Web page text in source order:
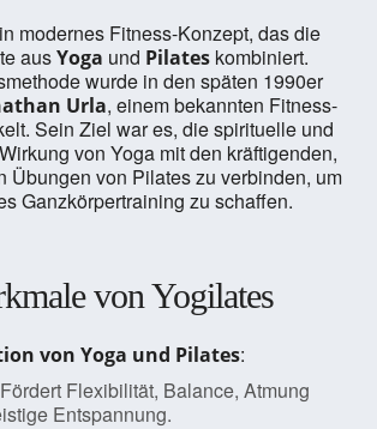
modernes Fitness-Konzept, das die
ausYoga und Pilateskombiniert.
wurde in den späten 1990er
Urla, einem bekannten Fitness-
Sein Ziel war es, die spirituelle und
von Yoga mit den kräftigenden,
Übungen von Pilates zu verbinden, um
Ganzkörpertraining zu schaffen.
von Yogilates
von Yoga und Pilates:
Flexibilität, Balance, Atmung
Entspannung.